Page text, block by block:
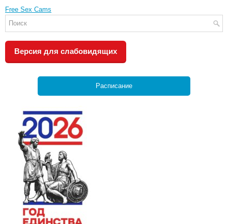
Free Sex Cams
Версия для слабовидящих
Расписание